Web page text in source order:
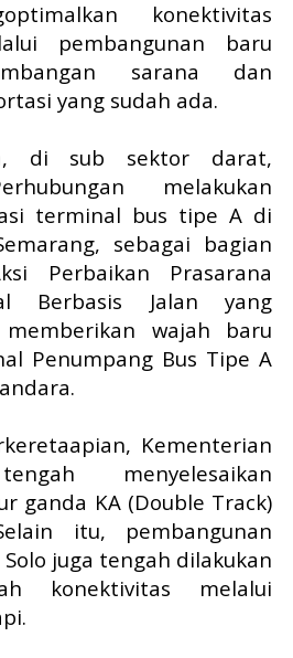
konektivitas
pembangunan baru
sarana dan
yang sudah ada.
di sub sektor darat,
melakukan
terminal bus tipe A di
sebagai bagian
Perbaikan Prasarana
Berbasis Jalan yang
wajah baru
Penumpang Bus Tipe A
Kementerian
menyelesaikan
ganda KA (Double Track)
itu, pembangunan
juga tengah dilakukan
konektivitas melalui